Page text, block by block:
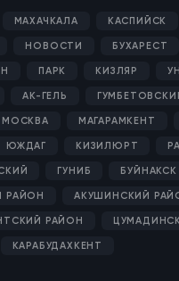
МАХАЧКАЛА КАСПИЙСК
НОВОСТИ БУХАРЕСТ
ПАРК КИЗЛЯР
АК-ГЕЛЬ
МОСКВА МАГАРАМКЕНТ
ЮЖДАГ КИЗИЛЮРТ
ГУНИБ БУЙНАКСК
РАЙОН АКУШИНСКИЙ
РАЙОН
КАРАБУДАХКЕНТ